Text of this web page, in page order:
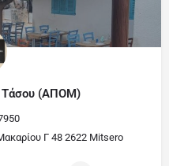
Τάσου (ΑΠΟΜ)
Γ 48 2622 Mitsero